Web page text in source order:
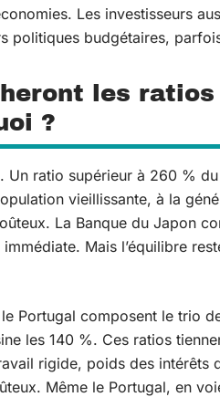
Les investisseurs
politiques budgétaires,
les
?
ratio supérieur à 260 % du
vieillissante, à la
La Banque du Japon
Mais l’équilibre
Portugal composent le trio
les 140 %. Ces ratios
rigide, poids des
Même le Portugal, en